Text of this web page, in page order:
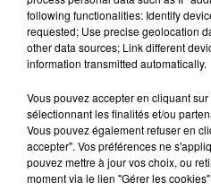
DJ GOJA & JASON DERULO &
MELODY
Mi Chico
following functionalities: Identify
requested; Use precise geolocation
other data sources; Link different
information transmitted automatically.
Vous pouvez accepter en cliquant
sélectionnant les finalités et/ou
Vous pouvez également refuser en
accepter". Vos préférences ne
pouvez mettre à jour vos choix, ou
moment via le lien "Gérer les